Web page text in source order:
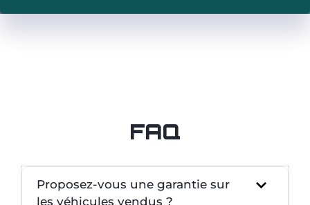
FAQ
Proposez-vous une garantie sur
les véhicules vendus ?